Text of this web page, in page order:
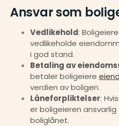
Ansvar som
Vedlikehold:
vedlikeholde
i god stand.
Betaling av
betaler boligeiere
verdien av boligen.
Låneforpliktelser:
er boligeieren
boliglånet.